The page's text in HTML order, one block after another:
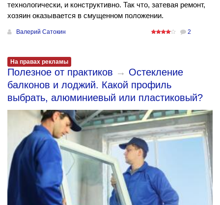
технологически, и конструктивно. Так что, затевая ремонт,
хозяин оказывается в смущенном положении.
Валерий Сатокин 2
На правах рекламы
Полезное от практиков → Остекление
балконов и лоджий. Какой профиль
выбрать, алюминиевый или пластиковый?